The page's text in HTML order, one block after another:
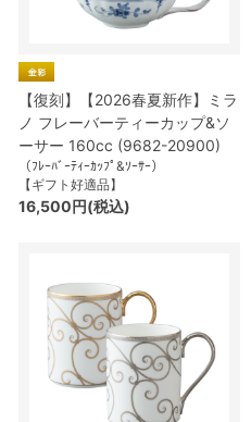
【復刻】【2026春夏新作】ミラ
ノ フレーバーティーカップ&ソ
ーサー 160cc (9682-20900)
（ﾌﾚｰﾊﾞｰﾃｨｰｶｯﾌﾟ&ｿｰｻｰ）
【ギフト好適品】
16,500円(税込)